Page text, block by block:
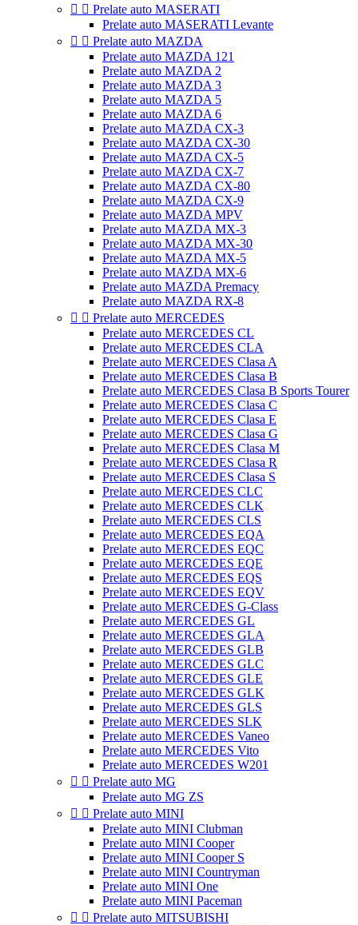
  Prelate auto MASERATI
Prelate auto MASERATI Levante
  Prelate auto MAZDA
Prelate auto MAZDA 121
Prelate auto MAZDA 2
Prelate auto MAZDA 3
Prelate auto MAZDA 5
Prelate auto MAZDA 6
Prelate auto MAZDA CX-3
Prelate auto MAZDA CX-30
Prelate auto MAZDA CX-5
Prelate auto MAZDA CX-7
Prelate auto MAZDA CX-80
Prelate auto MAZDA CX-9
Prelate auto MAZDA MPV
Prelate auto MAZDA MX-3
Prelate auto MAZDA MX-30
Prelate auto MAZDA MX-5
Prelate auto MAZDA MX-6
Prelate auto MAZDA Premacy
Prelate auto MAZDA RX-8
  Prelate auto MERCEDES
Prelate auto MERCEDES CL
Prelate auto MERCEDES CLA
Prelate auto MERCEDES Clasa A
Prelate auto MERCEDES Clasa B
Prelate auto MERCEDES Clasa B Sports Tourer
Prelate auto MERCEDES Clasa C
Prelate auto MERCEDES Clasa E
Prelate auto MERCEDES Clasa G
Prelate auto MERCEDES Clasa M
Prelate auto MERCEDES Clasa R
Prelate auto MERCEDES Clasa S
Prelate auto MERCEDES CLC
Prelate auto MERCEDES CLK
Prelate auto MERCEDES CLS
Prelate auto MERCEDES EQA
Prelate auto MERCEDES EQC
Prelate auto MERCEDES EQE
Prelate auto MERCEDES EQS
Prelate auto MERCEDES EQV
Prelate auto MERCEDES G-Class
Prelate auto MERCEDES GL
Prelate auto MERCEDES GLA
Prelate auto MERCEDES GLB
Prelate auto MERCEDES GLC
Prelate auto MERCEDES GLE
Prelate auto MERCEDES GLK
Prelate auto MERCEDES GLS
Prelate auto MERCEDES SLK
Prelate auto MERCEDES Vaneo
Prelate auto MERCEDES Vito
Prelate auto MERCEDES W201
  Prelate auto MG
Prelate auto MG ZS
  Prelate auto MINI
Prelate auto MINI Clubman
Prelate auto MINI Cooper
Prelate auto MINI Cooper S
Prelate auto MINI Countryman
Prelate auto MINI One
Prelate auto MINI Paceman
  Prelate auto MITSUBISHI